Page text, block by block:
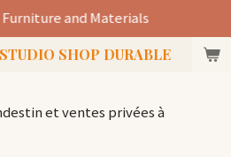
STUDIO SHOP DURABLE
and Materials
et ventes privées à